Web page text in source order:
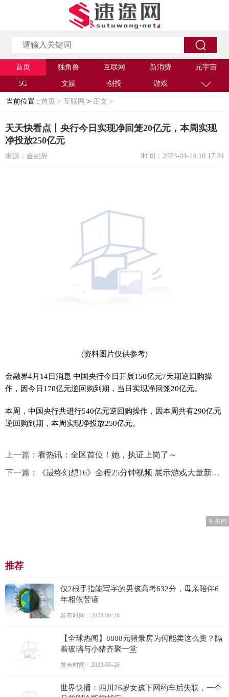
首页 独角兽 互联网 新消费 元宇宙
5G 文娱 创投 游戏
当前位置 : 首页 > 互联网 > 正文 >
天天快看点丨央行今日实现净回笼20亿元，本周实现
净投放250亿元
来源：金融界 时间：2023-04-14 10:17:24
(资料图片仅供参考)
金融界4月14日消息 中国央行今日开展150亿元7天期逆回购操
作，因今日170亿元逆回购到期，当日实现净回笼20亿元。
本周，中国央行共进行540亿元逆回购操作，因本周共有290亿元
逆回购到期，本周实现净投放250亿元。
上一篇： 看热讯：全区首位！她，执证上岗了～
下一篇： 《最终幻想16》全程25分钟视频 展示游戏大量新情报
X 关闭
推荐
仅2根手指能写字的男孩高考632分，母亲陪伴6
年相依苦读
发布时间：2023-06-26
【全球热闻】8888元猪景房为何能卖这么贵？隔
着玻璃与小猪齐聚一堂
发布时间：2023-06-26
世界快播：四川26岁女孩下网约车后失联，一个